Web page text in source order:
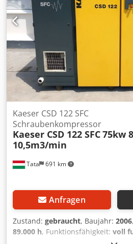
Tata 691 km
Kaeser CSD 122 SFC
Schraubenkompressor
Kaeser CSD 122 SFC75kw
10,5m3/min
Anfragen
Zustand: gebraucht, Baujahr: 2006
89.000 h, Funktionsfähigkeit: voll